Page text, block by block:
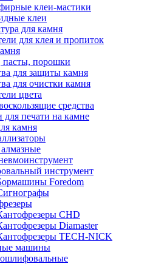
клеи-мастики
клеи
для камня
для клея и пропиток
пасты, порошки
для защиты камня
для очистки камня
цвета
средства
для печати на камне
камня
инструмент
Foredom
CHD
Diamaster
TECH-NICK
машины